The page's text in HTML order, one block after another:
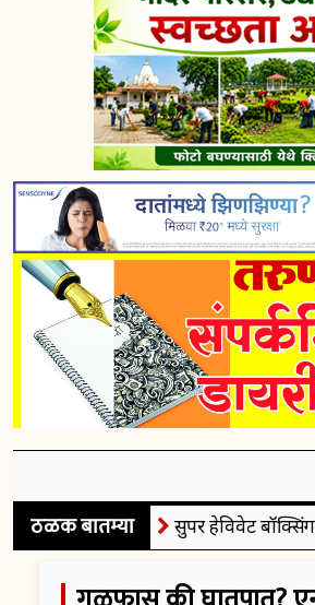
ठळक बातम्या सुपर हेविवेट